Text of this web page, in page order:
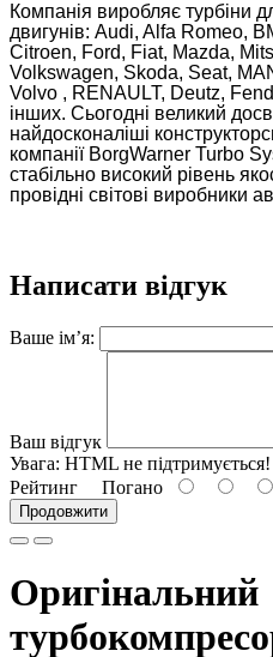
Компанія виробляє турбіни
двигунів: Audi, Alfa Romeo,
Citroen, Ford, Fiat, Mazda,
Volkswagen, Skoda, Seat,
Volvo , RENAULT, Deutz,
інших. Сьогодні великий
найдосконаліші
компанії BorgWarner Turbo
стабільно високий рівень
провідні світові виробники
Написати відгук
Ваше ім’я:
Ваш відгук
Увага: HTML не підтримується!
Рейтинг Погано
Продовжити
Оригінальний